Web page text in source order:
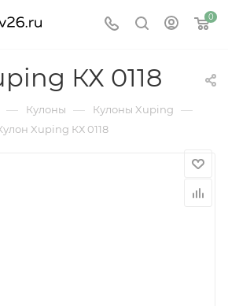
0
КХ 0118
— Кулоны — Кулоны Xuping —
Xuping КХ 0118